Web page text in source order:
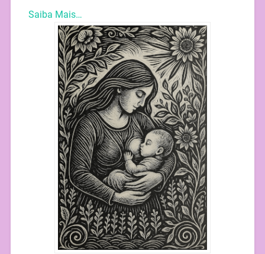
Saiba Mais…